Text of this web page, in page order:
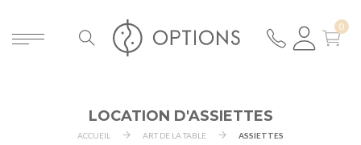
LOCATION D'ASSIETTES
ACCUEIL ART DE LA TABLE ASSIETTES